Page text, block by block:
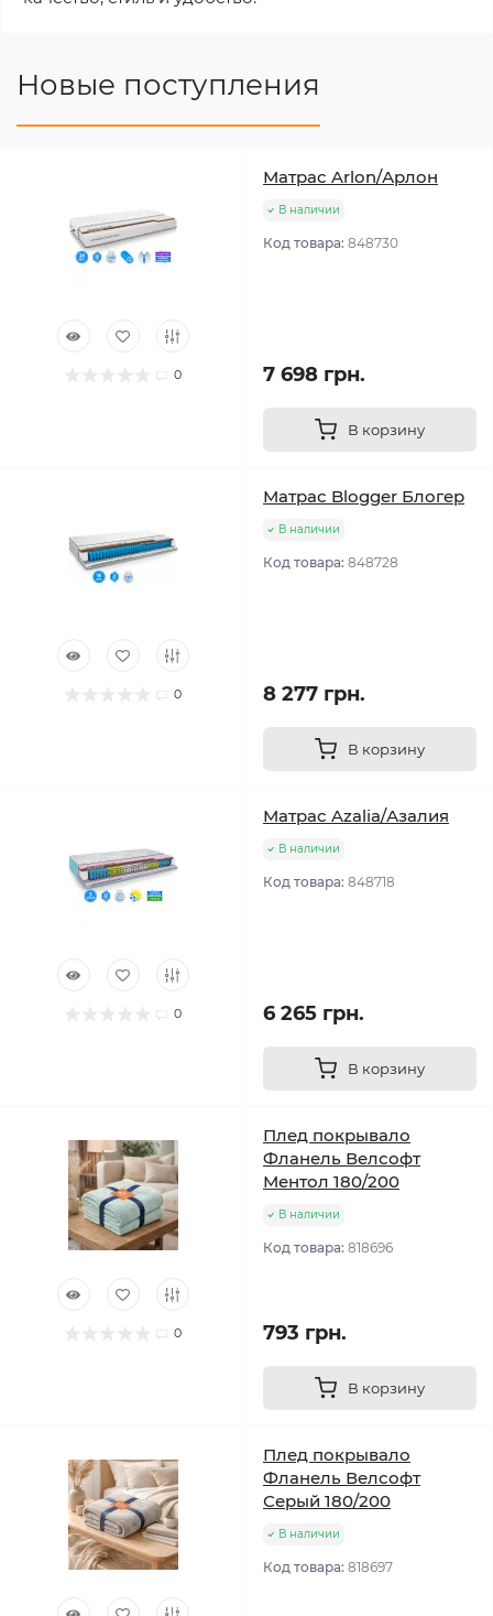
Новые поступления
0
Матрас Arlon/Арлон
В наличии
Код товара: 848730
7 698 грн.
В корзину
0
Матрас Blogger Блогер
В наличии
Код товара: 848728
8 277 грн.
В корзину
0
Матрас Azalia/Азалия
В наличии
Код товара: 848718
6 265 грн.
В корзину
0
Плед покрывало
Фланель Велсофт
Ментол 180/200
В наличии
Код товара: 818696
793 грн.
В корзину
Плед покрывало
Фланель Велсофт
Серый 180/200
В наличии
Код товара: 818697